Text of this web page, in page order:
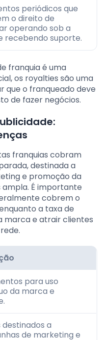
periódicos que
o direito de
operando sob a
recebendo suporte.
franquia é uma
os royalties são uma
que o franqueado deve
de fazer negócios.
franquias cobram
destinada a
e promoção da
É importante
cobrem o
a taxa de
marca e atrair clientes
para uso
da marca e
destinados a
de marketing e